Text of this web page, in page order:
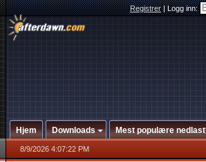
Registrer|Logg inn:
Hjem Downloads Mest populære
8/9/2026 4:07:22 PM